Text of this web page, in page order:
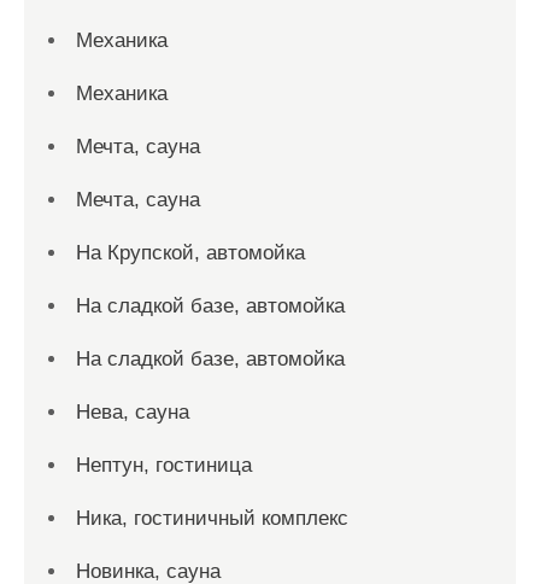
Механика
Механика
Мечта, сауна
Мечта, сауна
На Крупской, автомойка
На сладкой базе, автомойка
На сладкой базе, автомойка
Нева, сауна
Нептун, гостиница
Ника, гостиничный комплекс
Новинка, сауна